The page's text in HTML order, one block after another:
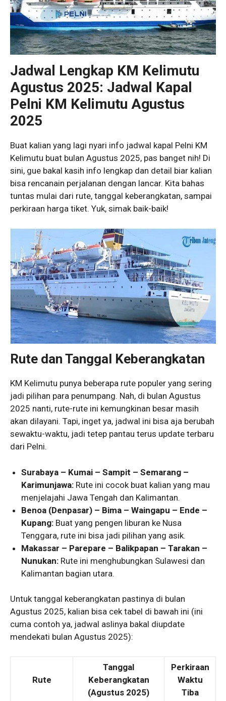
Jadwal Lengkap KM Kelimutu
Agustus 2025: Jadwal Kapal
Pelni KM Kelimutu Agustus
2025
Buat kalian yang lagi nyari info jadwal kapal Pelni KM
Kelimutu buat bulan Agustus 2025, pas banget nih! Di
sini, gue bakal kasih info lengkap dan detail biar kalian
bisa rencanain perjalanan dengan lancar. Kita bahas
tuntas mulai dari rute, tanggal keberangkatan, sampai
perkiraan harga tiket. Yuk, simak baik-baik!
Rute dan Tanggal Keberangkatan
KM Kelimutu punya beberapa rute populer yang sering
jadi pilihan para penumpang. Nah, di bulan Agustus
2025 nanti, rute-rute ini kemungkinan besar masih
akan dilayani. Tapi, inget ya, jadwal ini bisa aja berubah
sewaktu-waktu, jadi tetep pantau terus update terbaru
dari Pelni.
Surabaya – Kumai – Sampit – Semarang –
Karimunjawa: Rute ini cocok buat kalian yang mau
menjelajahi Jawa Tengah dan Kalimantan.
Benoa (Denpasar) – Bima – Waingapu – Ende –
Kupang: Buat yang pengen liburan ke Nusa
Tenggara, rute ini bisa jadi pilihan yang asik.
Makassar – Parepare – Balikpapan – Tarakan –
Nunukan: Rute ini menghubungkan Sulawesi dan
Kalimantan bagian utara.
Untuk tanggal keberangkatan pastinya di bulan
Agustus 2025, kalian bisa cek tabel di bawah ini (ini
cuma contoh ya, jadwal aslinya bakal diupdate
mendekati bulan Agustus 2025):
Rute
Tanggal
Keberangkatan
(Agustus 2025)
Perkiraan
Waktu
Tiba